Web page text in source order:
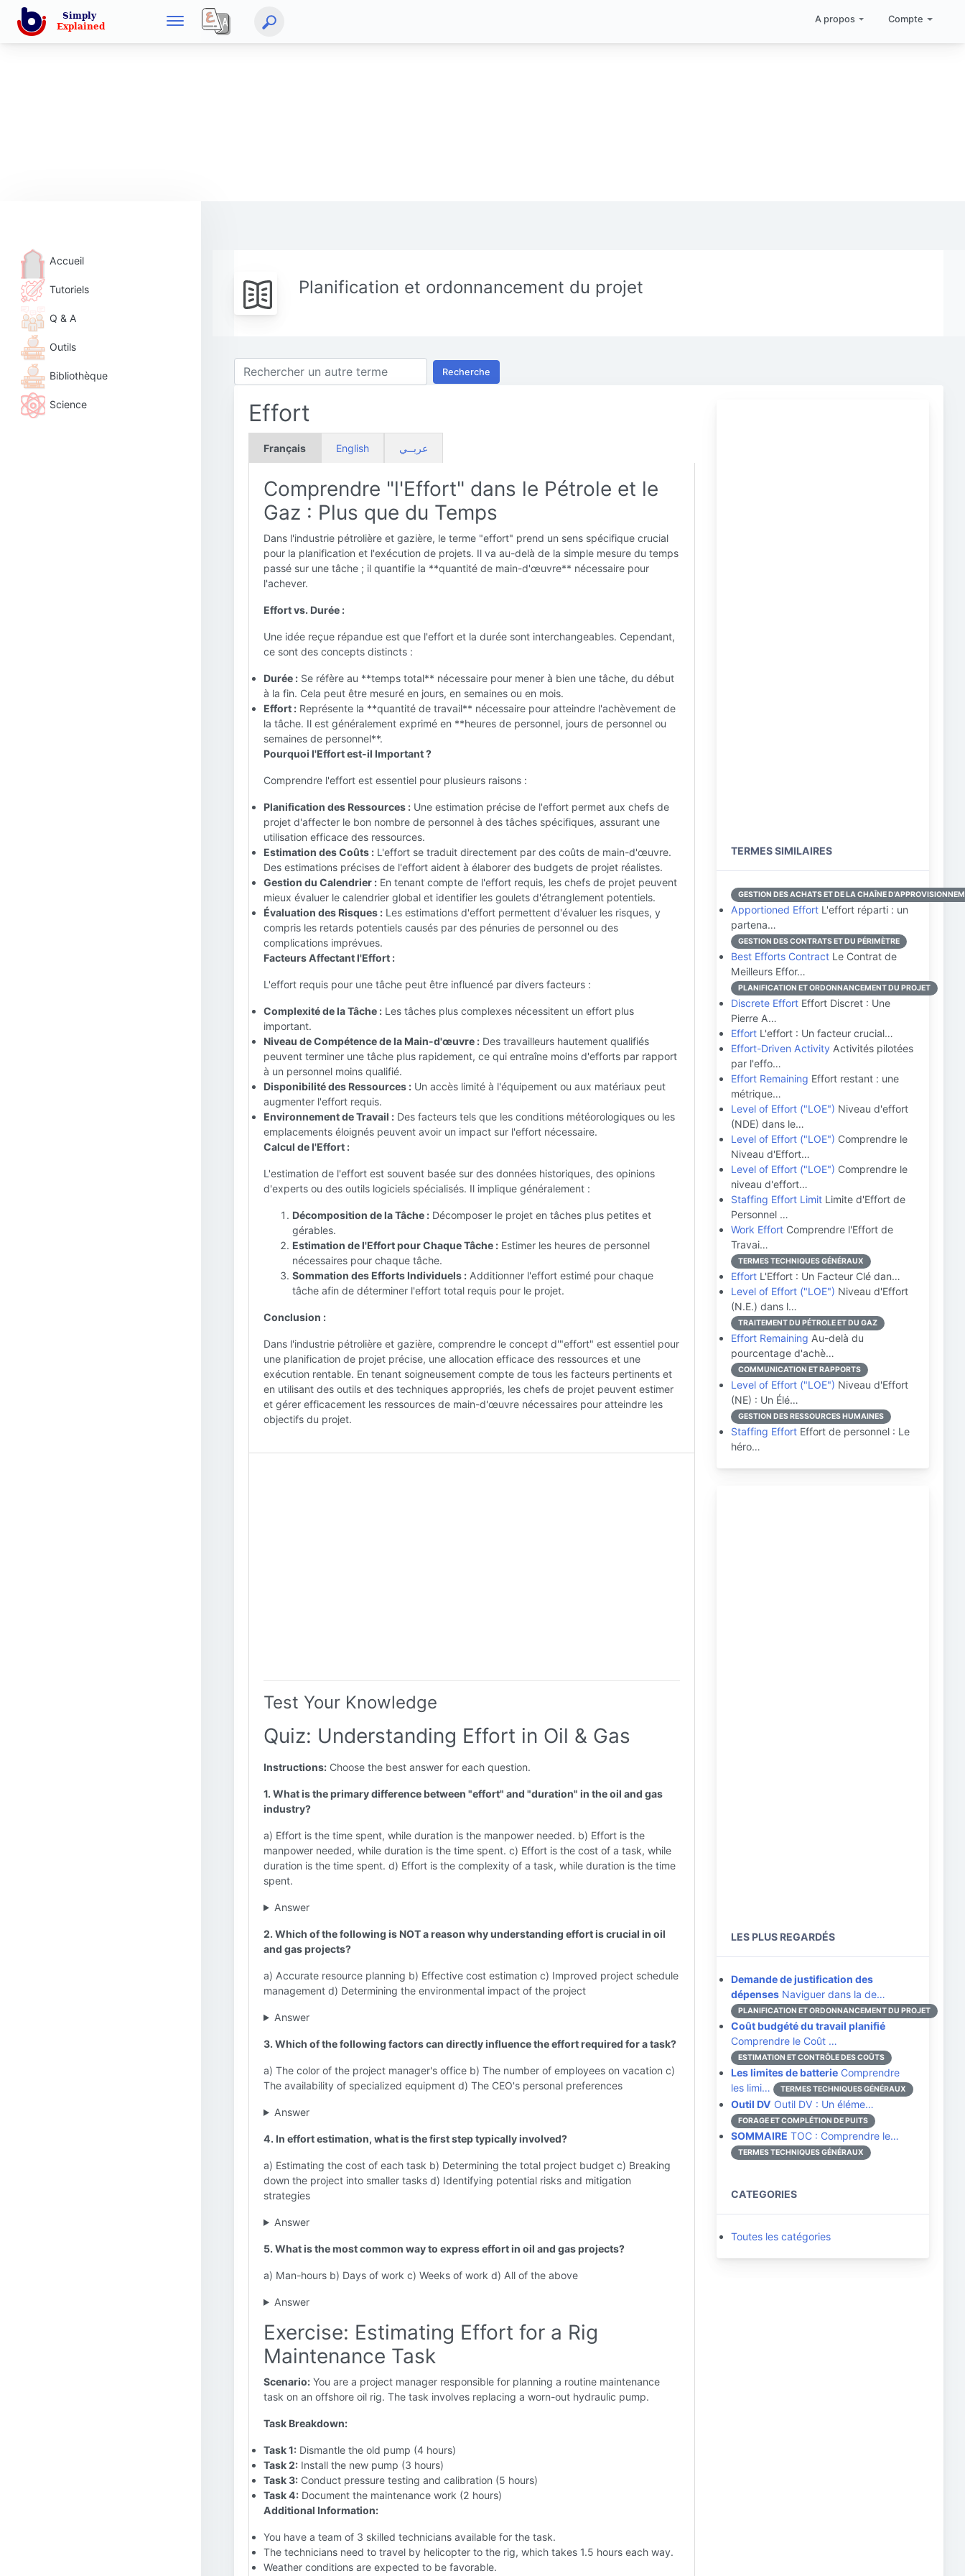
A propos Compte
Accueil
Tutoriels
Q & A
Outils
Bibliothèque
Science
Planification et ordonnancement du projet
Recherche
Effort
Français English عربــي
Comprendre "l'Effort" dans le Pétrole et le
Gaz : Plus que du Temps
Dans l'industrie pétrolière et gazière, le terme "effort" prend un sens spécifique crucial
pour la planification et l'exécution de projets. Il va au-delà de la simple mesure du temps
passé sur une tâche ; il quantifie la **quantité de main-d'œuvre** nécessaire pour
l'achever.
Effort vs. Durée :
Une idée reçue répandue est que l'effort et la durée sont interchangeables. Cependant,
ce sont des concepts distincts :
Durée : Se réfère au **temps total** nécessaire pour mener à bien une tâche, du début
à la fin. Cela peut être mesuré en jours, en semaines ou en mois.
Effort : Représente la **quantité de travail** nécessaire pour atteindre l'achèvement de
la tâche. Il est généralement exprimé en **heures de personnel, jours de personnel ou
semaines de personnel**.
Pourquoi l'Effort est-il Important ?
Comprendre l'effort est essentiel pour plusieurs raisons :
Planification des Ressources : Une estimation précise de l'effort permet aux chefs de
projet d'affecter le bon nombre de personnel à des tâches spécifiques, assurant une
utilisation efficace des ressources.
Estimation des Coûts : L'effort se traduit directement par des coûts de main-d'œuvre.
Des estimations précises de l'effort aident à élaborer des budgets de projet réalistes.
Gestion du Calendrier : En tenant compte de l'effort requis, les chefs de projet peuvent
mieux évaluer le calendrier global et identifier les goulets d'étranglement potentiels.
Évaluation des Risques : Les estimations d'effort permettent d'évaluer les risques, y
compris les retards potentiels causés par des pénuries de personnel ou des
complications imprévues.
Facteurs Affectant l'Effort :
L'effort requis pour une tâche peut être influencé par divers facteurs :
Complexité de la Tâche : Les tâches plus complexes nécessitent un effort plus
important.
Niveau de Compétence de la Main-d'œuvre : Des travailleurs hautement qualifiés
peuvent terminer une tâche plus rapidement, ce qui entraîne moins d'efforts par rapport
à un personnel moins qualifié.
Disponibilité des Ressources : Un accès limité à l'équipement ou aux matériaux peut
augmenter l'effort requis.
Environnement de Travail : Des facteurs tels que les conditions météorologiques ou les
emplacements éloignés peuvent avoir un impact sur l'effort nécessaire.
Calcul de l'Effort :
L'estimation de l'effort est souvent basée sur des données historiques, des opinions
d'experts ou des outils logiciels spécialisés. Il implique généralement :
Décomposition de la Tâche : Décomposer le projet en tâches plus petites et
gérables.
Estimation de l'Effort pour Chaque Tâche : Estimer les heures de personnel
nécessaires pour chaque tâche.
Sommation des Efforts Individuels : Additionner l'effort estimé pour chaque
tâche afin de déterminer l'effort total requis pour le projet.
Conclusion :
Dans l'industrie pétrolière et gazière, comprendre le concept d'"effort" est essentiel pour
une planification de projet précise, une allocation efficace des ressources et une
exécution rentable. En tenant soigneusement compte de tous les facteurs pertinents et
en utilisant des outils et des techniques appropriés, les chefs de projet peuvent estimer
et gérer efficacement les ressources de main-d'œuvre nécessaires pour atteindre les
objectifs du projet.
Test Your Knowledge
Quiz: Understanding Effort in Oil & Gas
Instructions: Choose the best answer for each question.
1. What is the primary difference between "effort" and "duration" in the oil and gas
industry?
a) Effort is the time spent, while duration is the manpower needed. b) Effort is the
manpower needed, while duration is the time spent. c) Effort is the cost of a task, while
duration is the time spent. d) Effort is the complexity of a task, while duration is the time
spent.
Answer
2. Which of the following is NOT a reason why understanding effort is crucial in oil
and gas projects?
a) Accurate resource planning b) Effective cost estimation c) Improved project schedule
management d) Determining the environmental impact of the project
Answer
3. Which of the following factors can directly influence the effort required for a task?
a) The color of the project manager's office b) The number of employees on vacation c)
The availability of specialized equipment d) The CEO's personal preferences
Answer
4. In effort estimation, what is the first step typically involved?
a) Estimating the cost of each task b) Determining the total project budget c) Breaking
down the project into smaller tasks d) Identifying potential risks and mitigation
strategies
Answer
5. What is the most common way to express effort in oil and gas projects?
a) Man-hours b) Days of work c) Weeks of work d) All of the above
Answer
Exercise: Estimating Effort for a Rig
Maintenance Task
Scenario: You are a project manager responsible for planning a routine maintenance
task on an offshore oil rig. The task involves replacing a worn-out hydraulic pump.
Task Breakdown:
Task 1: Dismantle the old pump (4 hours)
Task 2: Install the new pump (3 hours)
Task 3: Conduct pressure testing and calibration (5 hours)
Task 4: Document the maintenance work (2 hours)
Additional Information:
You have a team of 3 skilled technicians available for the task.
The technicians need to travel by helicopter to the rig, which takes 1.5 hours each way.
Weather conditions are expected to be favorable.
TERMES SIMILAIRES
GESTION DES ACHATS ET DE LA CHAÎNE
Apportioned Effort L'effort réparti : un
partena…
GESTION DES CONTRATS ET DU PÉRIMÈTRE
Best Efforts Contract Le Contrat de
Meilleurs Effor…
PLANIFICATION ET ORDONNANCEMENT DU PROJET
Discrete Effort Effort Discret : Une
Pierre A…
Effort L'effort : Un facteur crucial…
Effort-Driven Activity Activités pilotées
par l'effo…
Effort Remaining Effort restant : une
métrique…
Level of Effort ("LOE") Niveau d'effort
(NDE) dans le…
Level of Effort ("LOE") Comprendre le
Niveau d'Effort…
Level of Effort ("LOE") Comprendre le
niveau d'effort…
Staffing Effort Limit Limite d'Effort de
Personnel …
Work Effort Comprendre l'Effort de
Travai…
TERMES TECHNIQUES GÉNÉRAUX
Effort L'Effort : Un Facteur Clé dan…
Level of Effort ("LOE") Niveau d'Effort
(N.E.) dans l…
TRAITEMENT DU PÉTROLE ET DU GAZ
Effort Remaining Au-delà du
pourcentage d'achè…
COMMUNICATION ET RAPPORTS
Level of Effort ("LOE") Niveau d'Effort
(NE) : Un Élé…
GESTION DES RESSOURCES HUMAINES
Staffing Effort Effort de personnel : Le
héro…
LES PLUS REGARDÉS
Demande de justification des
dépenses Naviguer dans la de…
PLANIFICATION ET ORDONNANCEMENT DU PROJET
Coût budgété du travail planifié
Comprendre le Coût …
ESTIMATION ET CONTRÔLE DES COÛTS
Les limites de batterie Comprendre
les limi…
TERMES TECHNIQUES GÉNÉRAUX
Outil DV Outil DV : Un éléme…
FORAGE ET COMPLÉTION DE PUITS
SOMMAIRE TOC : Comprendre le…
TERMES TECHNIQUES GÉNÉRAUX
CATEGORIES
Toutes les catégories